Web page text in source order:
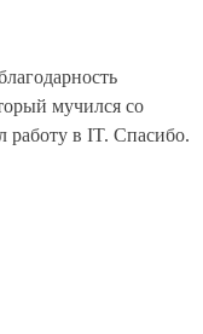
мучился со
работу в IT. Спасибо.